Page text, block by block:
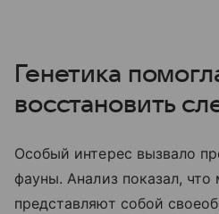
Генетика
восстановить
Особый интерес вызвало
фауны. Анализ показал,
представляют собой